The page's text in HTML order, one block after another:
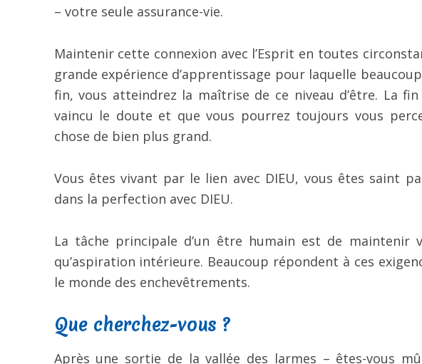
– votre seule assurance-vie.
Maintenir cette connexion avec l’Esprit en toutes
grande expérience d’apprentissage pour laquelle
fin, vous atteindrez la maîtrise de ce niveau d’être. La
vaincu le doute et que vous pourrez toujours vous
chose de bien plus grand.
Vous êtes vivant par le lien avec DIEU, vous êtes saint
dans la perfection avec DIEU.
La tâche principale d’un être humain est de
qu’aspiration intérieure. Beaucoup répondent à ces
le monde des enchevêtrements.
Que cherchez-vous ?
Après une sortie de la vallée des larmes – êtes-vous